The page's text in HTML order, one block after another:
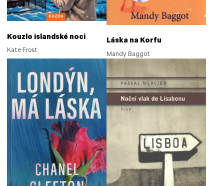
Kouzlo islandské noci
Kate Frost
Láska na Korfu
Mandy Baggot